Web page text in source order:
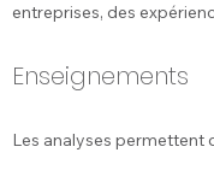
entreprises, des
Enseignements
Les analyses permettent